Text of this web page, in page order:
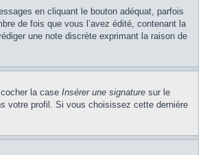
en cliquant le bouton adéquat, parfois
de fois que vous l’avez édité, contenant la
une note discrète exprimant la raison de
la case Insérer une signature sur le
votre profil. Si vous choisissez cette dernière